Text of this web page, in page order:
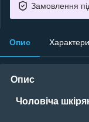
Замовлення
Опис
Опис
Чоловіча